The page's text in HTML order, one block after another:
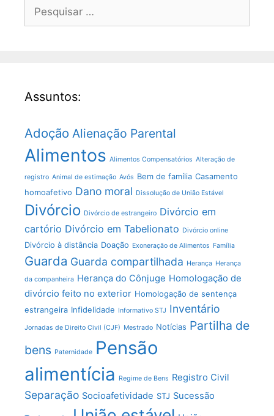
Assuntos:
Adoção Alienação Parental
Alimentos Alimentos Compensatórios Alteração de
registro Animal de estimação Avós Bem de família Casamento
homoafetivo Dano moral Dissolução de União Estável
Divórcio Divórcio de estrangeiro Divórcio em
cartório Divórcio em Tabelionato Divórcio online
Divórcio à distância Doação Exoneração de Alimentos Família
Guarda Guarda compartilhada Herança Herança
da companheira Herança do Cônjuge Homologação de
divórcio feito no exterior Homologação de sentença
estrangeira Infidelidade Informativo STJ Inventário
Jornadas de Direito Civil (CJF) Mestrado Notícias Partilha de
bens Paternidade Pensão
alimentícia
Regime de Bens Registro Civil
Separação Socioafetividade STJ Sucessão